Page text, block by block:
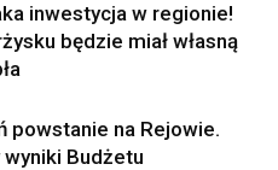
inwestycja w regionie!
będzie miał własną
powstanie na Rejowie.
Budżetu